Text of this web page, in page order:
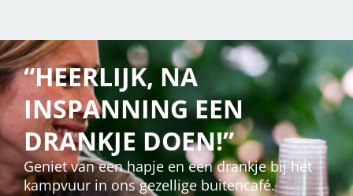
“HEERLIJK, NA
INSPANNING EEN
DRANKJE DOEN!”
Geniet van een hapje en een drankje bij het
kampvuur in ons gezellige buitencafé.